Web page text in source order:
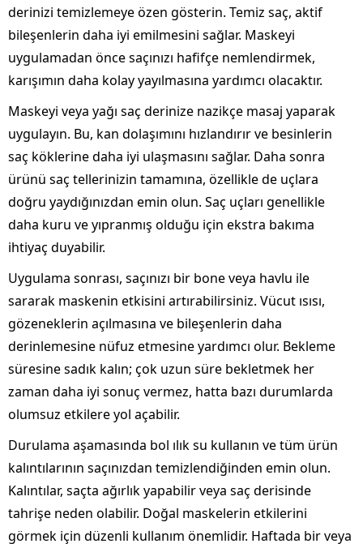
derinizi temizlemeye özen gösterin. Temiz saç, aktif
bileşenlerin daha iyi emilmesini sağlar. Maskeyi
uygulamadan önce saçınızı hafifçe nemlendirmek,
karışımın daha kolay yayılmasına yardımcı olacaktır.
Maskeyi veya yağı saç derinize nazikçe masaj yaparak
uygulayın. Bu, kan dolaşımını hızlandırır ve besinlerin
saç köklerine daha iyi ulaşmasını sağlar. Daha sonra
ürünü saç tellerinizin tamamına, özellikle de uçlara
doğru yaydığınızdan emin olun. Saç uçları genellikle
daha kuru ve yıpranmış olduğu için ekstra bakıma
ihtiyaç duyabilir.
Uygulama sonrası, saçınızı bir bone veya havlu ile
sararak maskenin etkisini artırabilirsiniz. Vücut ısısı,
gözeneklerin açılmasına ve bileşenlerin daha
derinlemesine nüfuz etmesine yardımcı olur. Bekleme
süresine sadık kalın; çok uzun süre bekletmek her
zaman daha iyi sonuç vermez, hatta bazı durumlarda
olumsuz etkilere yol açabilir.
Durulama aşamasında bol ılık su kullanın ve tüm ürün
kalıntılarının saçınızdan temizlendiğinden emin olun.
Kalıntılar, saçta ağırlık yapabilir veya saç derisinde
tahrişe neden olabilir. Doğal maskelerin etkilerini
görmek için düzenli kullanım önemlidir. Haftada bir veya